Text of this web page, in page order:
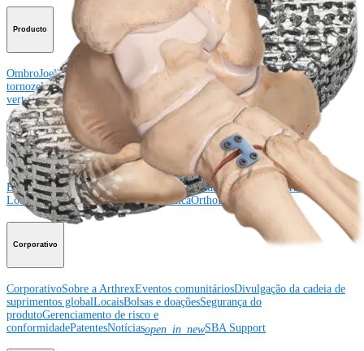
Producto
OmbroJoelho Mão e punhoPé e
tornozeloQuadril Ortobiológicos Cirurgia cardiotorácica Coluna
vertebralImagem e ressecção
Educação médica
Educação médicaDescrição dos cursosCalendário dos cursos
ArthroLab™ -
LocaisNossa equipe de educação médicaOrthoPedia
Corporativo
CorporativoSobre a ArthrexEventos comunitáriosDivulgação da cadeia de
suprimentos globalLocaisBolsas e doaçõesSegurança do
produtoGerenciamento de risco e
conformidadePatentesNotíciasopen_in_newSBA Support